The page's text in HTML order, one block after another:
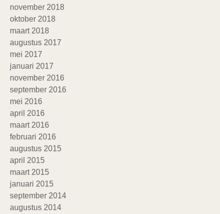
november 2018
oktober 2018
maart 2018
augustus 2017
mei 2017
januari 2017
november 2016
september 2016
mei 2016
april 2016
maart 2016
februari 2016
augustus 2015
april 2015
maart 2015
januari 2015
september 2014
augustus 2014